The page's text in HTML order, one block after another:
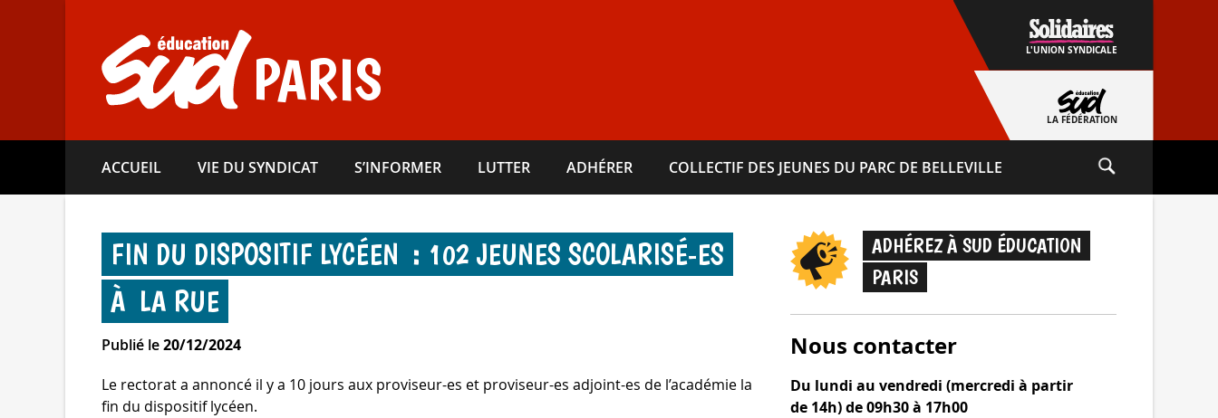
PARIS L'UNION SYNDICALE
LA FÉDÉRATION
ACCUEIL VIE DU SYNDICAT S’INFORMER LUTTER ADHÉRER COLLECTIF DES JEUNES DU PARC DE BELLEVILLE
FIN DU DISPOSITIF LYCÉEN : 102 JEUNES SCOLARISÉ-​ES
À LA RUE
Publié le20/12/2024
Le rectorat a annoncé il y a 10 jours aux proviseur-es et proviseur-es adjoint-es de l’académie la
fin du dispositif lycéen.
ADHÉREZ À SUD ÉDUCATION
PARIS
Nous contacter
Du lundi au vendredi (mercredi à partir
de 14h) de 09h30 à 17h00